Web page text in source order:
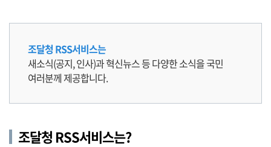
조달청 RSS서비스는
새소식(공지, 인사)과 혁신뉴스 등 다양한 소식을 국민
여러분께 제공합니다.
조달청 RSS서비스는?